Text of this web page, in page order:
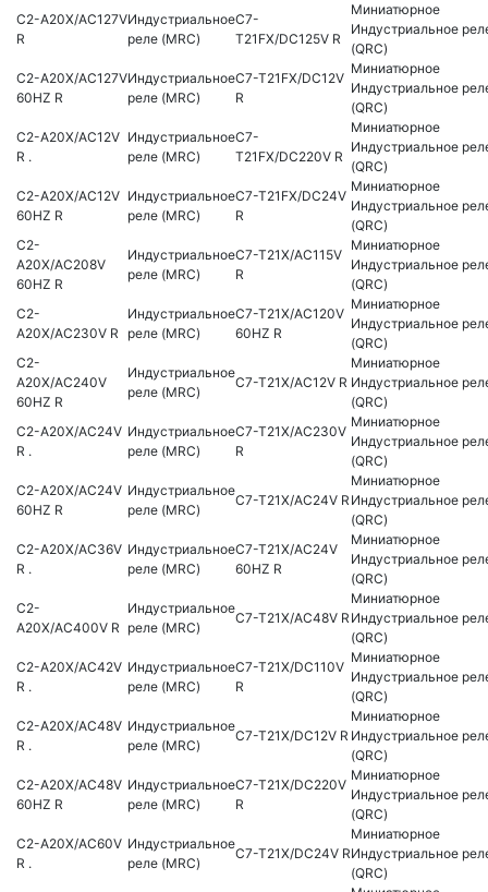
C2-A20X/AC127V
R
Индустриальное
реле (MRC)
C7-
T21FX/DC125V R
Миниатюрное
Индустриальное
(QRC)
C2-A20X/AC127V
60HZ R
Индустриальное
реле (MRC)
C7-T21FX/DC12V
R
Миниатюрное
Индустриальное
(QRC)
C2-A20X/AC12V
R .
Индустриальное
реле (MRC)
C7-
T21FX/DC220V R
Миниатюрное
Индустриальное
(QRC)
C2-A20X/AC12V
60HZ R
Индустриальное
реле (MRC)
C7-T21FX/DC24V
R
Миниатюрное
Индустриальное
(QRC)
C2-
A20X/AC208V
60HZ R
Индустриальное
реле (MRC)
C7-T21X/AC115V
R
Миниатюрное
Индустриальное
(QRC)
C2-
A20X/AC230V R
Индустриальное
реле (MRC)
C7-T21X/AC120V
60HZ R
Миниатюрное
Индустриальное
(QRC)
C2-
A20X/AC240V
60HZ R
Индустриальное
реле (MRC)
C7-T21X/AC12V R
Миниатюрное
Индустриальное
(QRC)
C2-A20X/AC24V
R .
Индустриальное
реле (MRC)
C7-T21X/AC230V
R
Миниатюрное
Индустриальное
(QRC)
C2-A20X/AC24V
60HZ R
Индустриальное
реле (MRC)
C7-T21X/AC24V R
Миниатюрное
Индустриальное
(QRC)
C2-A20X/AC36V
R .
Индустриальное
реле (MRC)
C7-T21X/AC24V
60HZ R
Миниатюрное
Индустриальное
(QRC)
C2-
A20X/AC400V R
Индустриальное
реле (MRC)
C7-T21X/AC48V R
Миниатюрное
Индустриальное
(QRC)
C2-A20X/AC42V
R .
Индустриальное
реле (MRC)
C7-T21X/DC110V
R
Миниатюрное
Индустриальное
(QRC)
C2-A20X/AC48V
R .
Индустриальное
реле (MRC)
C7-T21X/DC12V R
Миниатюрное
Индустриальное
(QRC)
C2-A20X/AC48V
60HZ R
Индустриальное
реле (MRC)
C7-T21X/DC220V
R
Миниатюрное
Индустриальное
(QRC)
C2-A20X/AC60V
R .
Индустриальное
реле (MRC)
C7-T21X/DC24V R
Миниатюрное
Индустриальное
(QRC)